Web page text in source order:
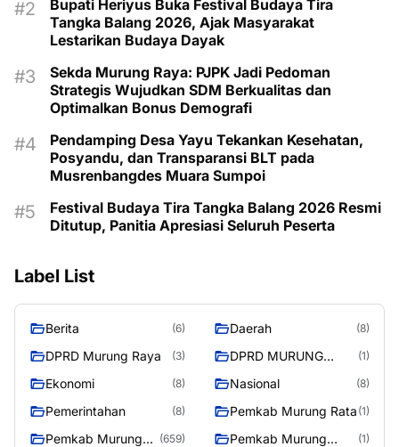
Bupati Heriyus Buka Festival Budaya Tira
Tangka Balang 2026, Ajak Masyarakat
Lestarikan Budaya Dayak
Sekda Murung Raya: PJPK Jadi Pedoman
Strategis Wujudkan SDM Berkualitas dan
Optimalkan Bonus Demografi
Pendamping Desa Yayu Tekankan Kesehatan,
Posyandu, dan Transparansi BLT pada
Musrenbangdes Muara Sumpoi
Festival Budaya Tira Tangka Balang 2026 Resmi
Ditutup, Panitia Apresiasi Seluruh Peserta
Label List
Berita (6) Daerah (8)
DPRD Murung Raya (3)
DPRD MURUNG
(1)
Ekonomi (8) Nasional (8)
Pemerintahan (8) Pemkab Murung Rata (1)
Pemkab Murung
(659)
Pemkab Murung
(1)